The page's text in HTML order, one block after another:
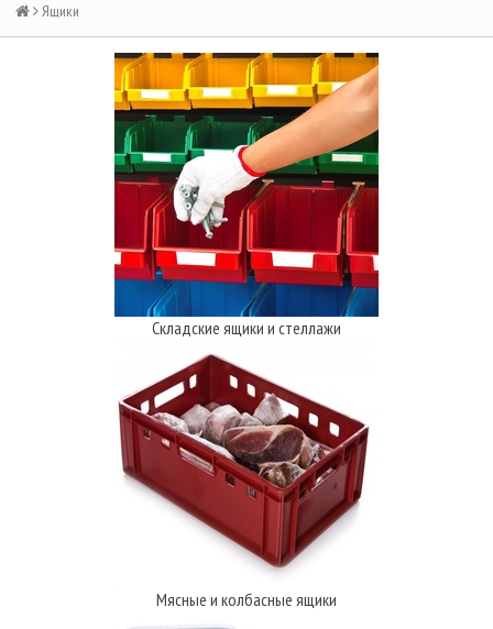
Ящики
Складские ящики и стеллажи
Мясные и колбасные ящики